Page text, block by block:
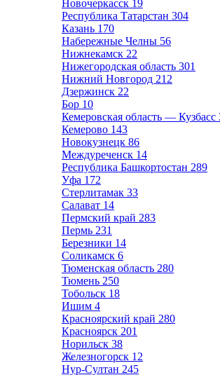
Новочеркасск 19
Республика Татарстан 304
Казань 170
Набережные Челны 56
Нижнекамск 22
Нижегородская область 301
Нижний Новгород 212
Дзержинск 22
Бор 10
Кемеровская область — Кузбасс
Кемерово 143
Новокузнецк 86
Междуреченск 14
Республика Башкортостан 289
Уфа 172
Стерлитамак 33
Салават 14
Пермский край 283
Пермь 231
Березники 14
Соликамск 6
Тюменская область 280
Тюмень 250
Тобольск 18
Ишим 4
Красноярский край 280
Красноярск 201
Норильск 38
Железногорск 12
Нур-Султан 245